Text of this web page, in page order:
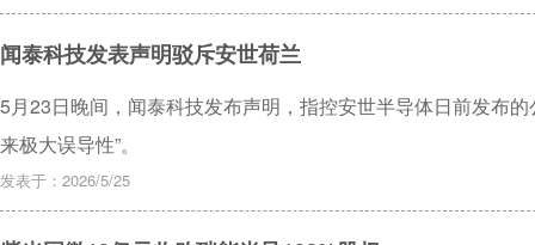
闻泰科技发表声明驳斥安世荷兰
5月23日晚间，闻泰科技发布声明，指控安世半导体日前发布
来极大误导性”。
发表于：2026/5/25